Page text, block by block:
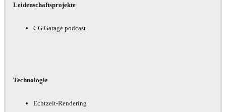
Leidenschaftsprojekte
CG Garage podcast
Technologie
Echtzeit-Rendering